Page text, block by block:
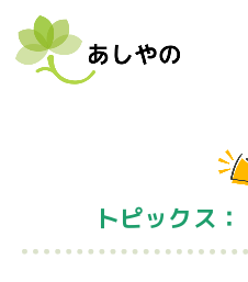
トピックス